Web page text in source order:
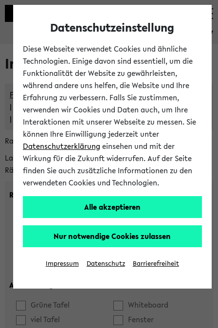
eKVV
Im eKVV verwaltete Räume
Freie Räume und Veranstaltungsüberschneidungen
Raumüberschneidungen
Hinweise der zentralen Raumvergabe
Raumanfragen:
raumvergabe@uni-bielefeld.de
Lassen Sie sich alle Räume anzeigen oder suchen Sie nach
Räumen mit bestimmten Eigenschaften:
Raumkriterien:
max. Plätze:
Ausstattung:
Grüne Tafel
Whiteboard
viel Tafel
Fenster
Datenschutzeinstellung
Diese Webseite verwendet Cookies und ähnliche
Technologien. Einige davon sind essentiell, um die
Funktionalität der Website zu gewährleisten,
während andere uns helfen, die Website und Ihre
Erfahrung zu verbessern. Falls Sie zustimmen,
verwenden wir Cookies und Daten auch, um Ihre
Interaktionen mit unserer Webseite zu messen. Sie
können Ihre Einwilligung jederzeit unter
Datenschutzerklärung einsehen und mit der
Wirkung für die Zukunft widerrufen. Auf der Seite
finden Sie auch zusätzliche Informationen zu den
verwendeten Cookies und Technologien.
Alle akzeptieren
Nur notwendige Cookies zulassen
Impressum Datenschutz Barrierefreiheit